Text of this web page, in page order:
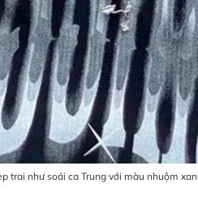
trai như soái ca Trung với màu nhuộm